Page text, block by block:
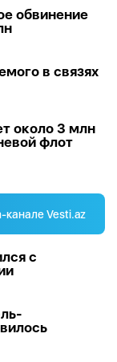
обвинение
в связях
около 3 млн
флот
канале Vesti.az
с